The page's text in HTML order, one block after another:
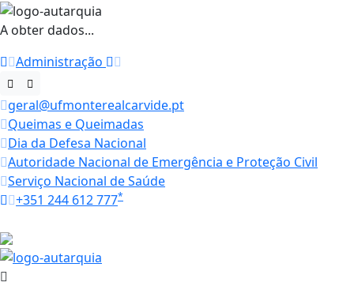
A obter dados...
Administração
geral@ufmonterealcarvide.pt
Queimas e Queimadas
Dia da Defesa Nacional
Autoridade Nacional de Emergência e Proteção Civil
Serviço Nacional de Saúde
+351 244 612 777*